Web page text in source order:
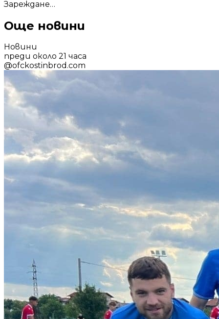
Зареждане…
Още новини
Новини
преди около 21 часа
@ofckostinbrod.com